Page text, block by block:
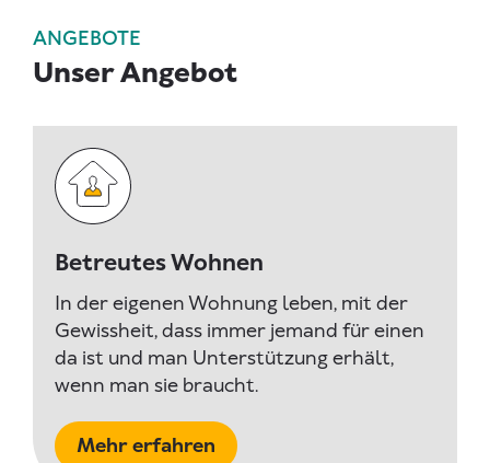
ANGEBOTE
Unser Angebot
Betreutes Wohnen
In der eigenen Wohnung leben, mit der
Gewissheit, dass immer jemand für einen
da ist und man Unterstützung erhält,
wenn man sie braucht.
Mehr erfahren